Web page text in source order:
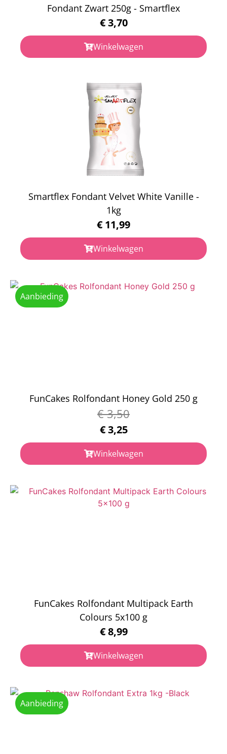
Fondant Zwart 250g - Smartflex
€3,70
Winkelwagen
Smartflex Fondant Velvet White Vanille -
1kg
€ 11,99
Winkelwagen
Aanbieding
FunCakes Rolfondant Honey Gold 250 g
€3,50
€3,25
Winkelwagen
FunCakes Rolfondant Multipack Earth
Colours 5x100 g
€8,99
Winkelwagen
Aanbieding